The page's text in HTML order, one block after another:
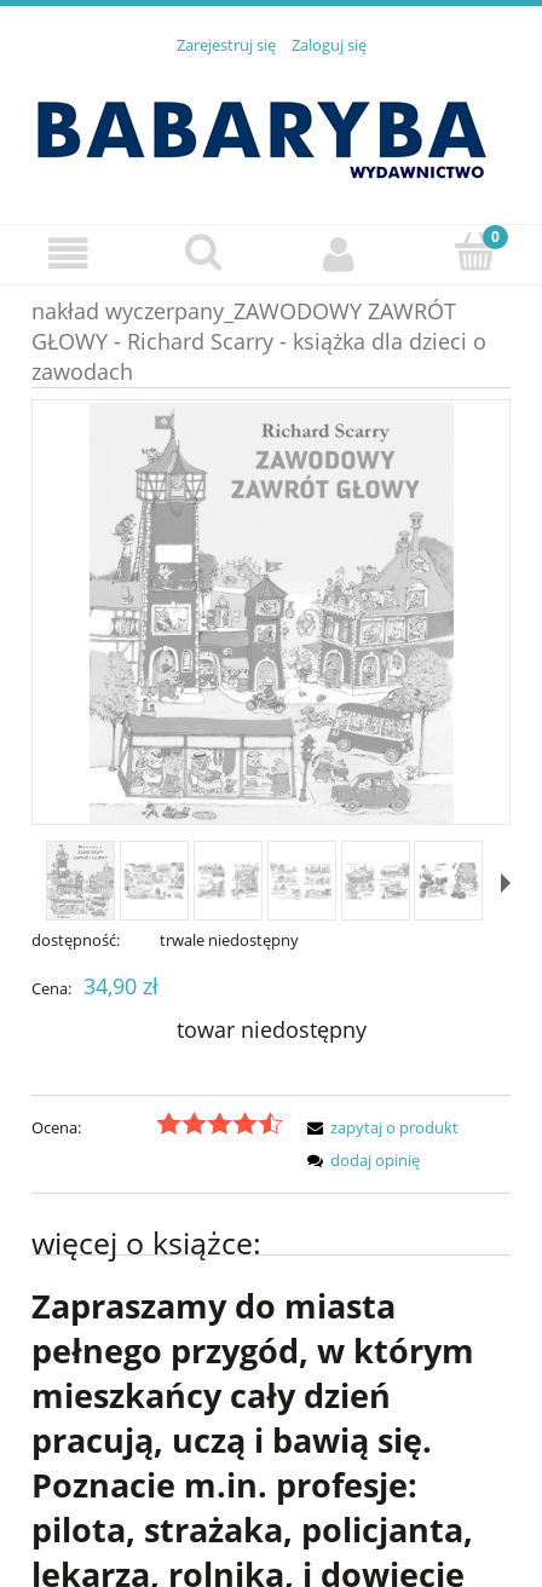
Zarejestruj się Zaloguj się
nakład wyczerpany_ZAWODOWY ZAWRÓT
GŁOWY - Richard Scarry - książka dla dzieci o
zawodach
dostępność: trwale niedostępny
Cena: 34,90 zł
towar niedostępny
Ocena:
zapytaj o produkt
dodaj opinię
więcej o książce:
Zapraszamy do miasta
pełnego przygód, w którym
mieszkańcy cały dzień
pracują, uczą i bawią się.
Poznacie m.in. profesje:
pilota, strażaka, policjanta,
lekarza, rolnika, i dowiecie